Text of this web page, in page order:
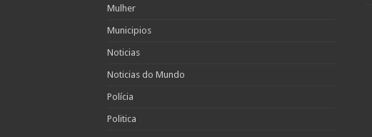
Mulher
Municipios
Noticias
Noticias do Mundo
Polícia
Politica